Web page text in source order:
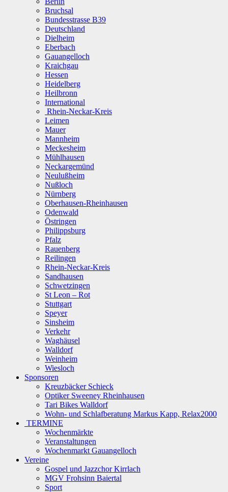
Bruchsal
Bundesstrasse B39
Deutschland
Dielheim
Eberbach
Gauangelloch
Kraichgau
Hessen
Heidelberg
Heilbronn
International
Rhein-Neckar-Kreis
Leimen
Mauer
Mannheim
Meckesheim
Mühlhausen
Neckargemünd
Neulußheim
Nußloch
Nürnberg
Oberhausen-Rheinhausen
Odenwald
Östringen
Philippsburg
Pfalz
Rauenberg
Reilingen
Rhein-Neckar-Kreis
Sandhausen
Schwetzingen
St Leon – Rot
Stuttgart
Speyer
Sinsheim
Verkehr
Waghäusel
Walldorf
Weinheim
Wiesloch
Sponsoren
Kreuzbäcker Schieck
Optiker Sweeney Rheinhausen
Tari Bikes Walldorf
Wohn- und Schlafberatung Markus Kapp, Relax2000
TERMINE
Wochenmärkte
Veranstaltungen
Wochenmarkt Gauangelloch
Vereine
Gospel und Jazzchor Kirrlach
MGV Frohsinn Baiertal
Sport